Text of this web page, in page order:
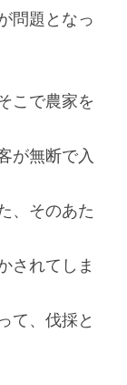
問題となっ
こで農家を
が無断で入
、そのあた
されてしま
て、伐採と